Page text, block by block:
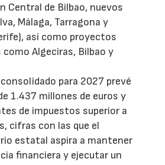
Central de Bilbao, nuevos
Málaga, Tarragona y
así como proyectos
como Algeciras, Bilbao y
para 2027 prevé
1.437 millones de euros y
de impuestos superior a
cifras con las que el
estatal aspira a mantener
financiera y ejecutar un